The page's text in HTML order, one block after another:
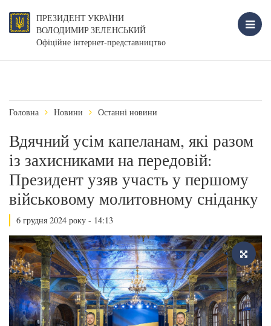
ПРЕЗИДЕНТ УКРАЇНИ
ВОЛОДИМИР ЗЕЛЕНСЬКИЙ
Офіційне інтернет-представництво
Головна Новини Останні новини
Вдячний усім капеланам, які разом
із захисниками на передовій:
Президент узяв участь у першому
військовому молитовному сніданку
6 грудня 2024 року - 14:13